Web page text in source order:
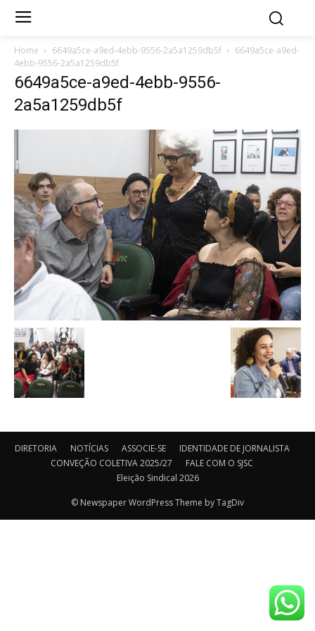
Home 6649a5ce-a9ed-4ebb-9556-2a5a1259db5f
6649a5ce-a9ed-
4ebb-9556-2a5a1259db5f
6649a5ce-a9ed-4ebb-9556-
2a5a1259db5f
DIRETORIA NOTÍCIAS ASSOCIE-SE
IDENTIDADE DE JORNALISTA
CONVEÇÃO COLETIVA 2025/27
FALE COM O SJSC
Eleição Sindical 2026
© Newspaper WordPress Theme by TagDiv